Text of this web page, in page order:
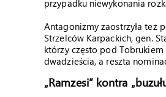
przypadku niewykonania
Antagonizmy zaostrzyła też
Strzelców Karpackich, gen.
którzy często pod
dwadzieścia, a reszta
„Ramzesi” kontra